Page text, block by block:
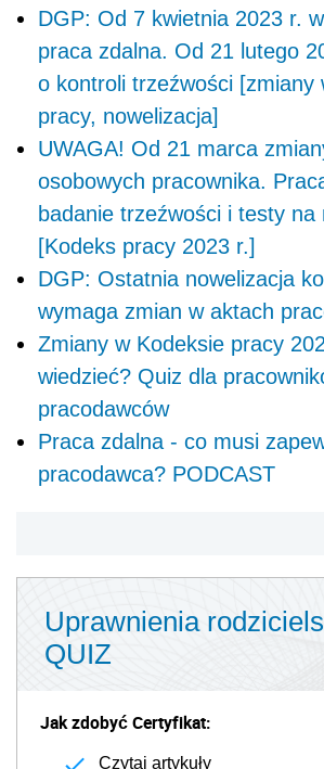
DGP: Od 7 kwietnia 2023 r.
praca zdalna. Od 21 lutego
o kontroli trzeźwości [zmiany
pracy, nowelizacja]
UWAGA! Od 21 marca
osobowych pracownika.
badanie trzeźwości i testy na
[Kodeks pracy 2023 r.]
DGP: Ostatnia nowelizacja
wymaga zmian w aktach
Zmiany w Kodeksie pracy
wiedzieć? Quiz dla
pracodawców
Praca zdalna - co musi
pracodawca? PODCAST
Uprawnienia
QUIZ
Jak zdobyć Certyfikat:
Czytaj artykuły